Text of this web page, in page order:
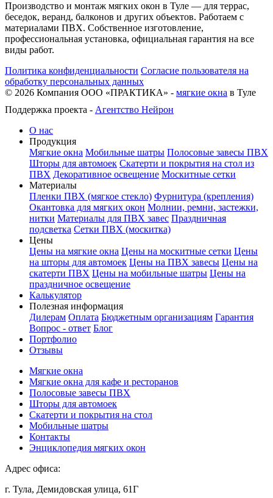
Производство и монтаж мягких окон в Туле — для террас,
беседок, веранд, балконов и других объектов. Работаем с
материалами ПВХ. Собственное изготовление,
профессиональная установка, официальная гарантия на все
виды работ.
Политика конфиденциальности Согласие пользователя на
обработку персональных данных
© 2026 Компания ООО «ПРАКТИКА» - мягкие окна в Туле
Поддержка проекта - Агентство Нейрон
О нас
Продукция
Мягкие окна Мобильные шатры Полосовые завесы ПВХ
Шторы для автомоек Скатерти и покрытия на стол из
ПВХ Декоративное освещение Москитные сетки
Материалы
Пленки ПВХ (мягкое стекло) Фурнитура (крепления)
Окантовка для мягких окон Молнии, ремни, застежки,
нитки Материалы для ПВХ завес Праздничная
подсветка Сетки ПВХ (москитка)
Цены
Цены на мягкие окна Цены на москитные сетки Цены
на шторы для автомоек Цены на ПВХ завесы Цены на
скатерти ПВХ Цены на мобильные шатры Цены на
праздничное освещение
Калькулятор
Полезная информация
Дилерам Оплата Бюджетным организациям Гарантия
Вопрос - ответ Блог
Портфолио
Отзывы
Мягкие окна
Мягкие окна для кафе и ресторанов
Полосовые завесы ПВХ
Шторы для автомоек
Скатерти и покрытия на стол
Мобильные шатры
Контакты
Энциклопедия мягких окон
Адрес офиса:
г. Тула, Демидовская улица, 61Г